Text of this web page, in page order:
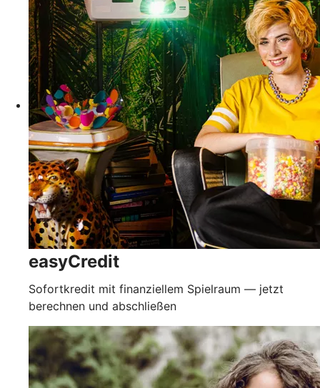
easyCredit
Sofortkredit mit finanziellem Spielraum — jetzt
berechnen und abschließen